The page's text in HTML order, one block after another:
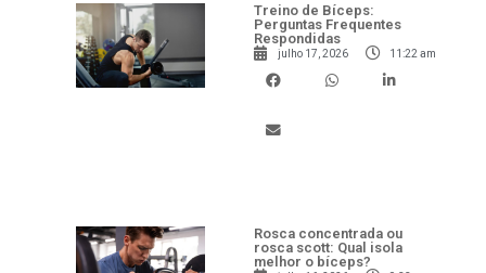
Treino de Bíceps:
Perguntas Frequentes
Respondidas
julho 17, 2026 11:22 am
Rosca concentrada ou
rosca scott: Qual isola
melhor o bíceps?